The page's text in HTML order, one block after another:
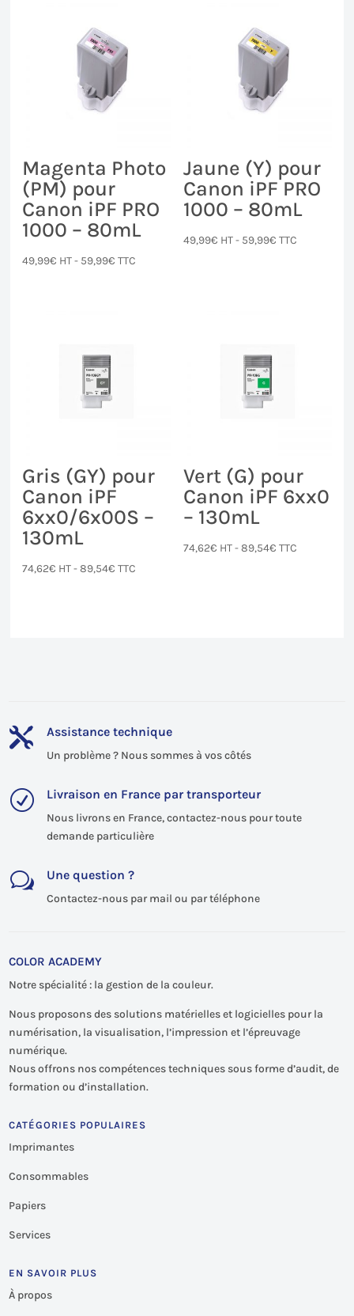
Magenta Photo
(PM) pour
Canon iPF PRO
1000 – 80mL
49,99€ HT - 59,99€ TTC
Jaune (Y) pour
Canon iPF PRO
1000 – 80mL
49,99€ HT - 59,99€ TTC
Gris (GY) pour
Canon iPF
6xx0/6x00S –
130mL
74,62€ HT -89,54€ TTC
Vert (G) pour
Canon iPF 6xx0
– 130mL
74,62€ HT -89,54€ TTC
 Assistance technique
Un problème ? Nous sommes à vos côtés
R Livraison en France par transporteur
Nous livrons en France, contactez-nous pour toute
demande particulière
w Une question ?
Contactez-nous par mail ou par téléphone
COLOR ACADEMY
Notre spécialité : la gestion de la couleur.
Nous proposons des solutions matérielles et logicielles pour la
numérisation, la visualisation, l’impression et l’épreuvage
numérique.
Nous offrons nos compétences techniques sous forme d’audit, de
formation ou d’installation.
CATÉGORIES POPULAIRES
Imprimantes
Consommables
Papiers
Services
EN SAVOIR PLUS
À propos